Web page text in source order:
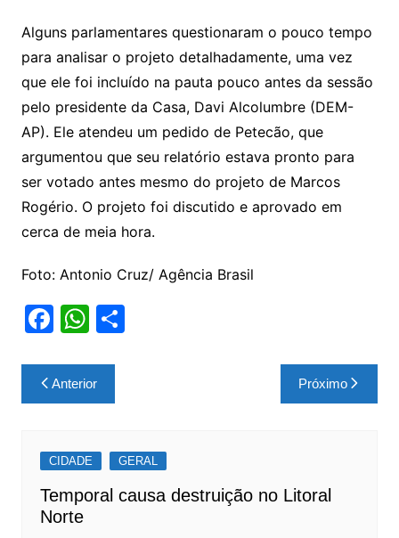
Alguns parlamentares questionaram o pouco tempo
para analisar o projeto detalhadamente, uma vez
que ele foi incluído na pauta pouco antes da sessão
pelo presidente da Casa, Davi Alcolumbre (DEM-
AP). Ele atendeu um pedido de Petecão, que
argumentou que seu relatório estava pronto para
ser votado antes mesmo do projeto de Marcos
Rogério. O projeto foi discutido e aprovado em
cerca de meia hora.
Foto: Antonio Cruz/ Agência Brasil
F
c
e
o
o
k
W
at
s
p
p
S
Navegação
de
Anterior Próximo
CIDADE GERAL
Temporal causa destruição no Litoral
Norte